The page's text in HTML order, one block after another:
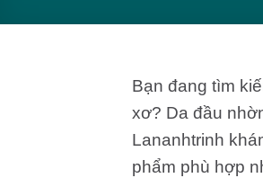
Bạn đang tìm
xơ? Da đầu
Lananhtrinh
phẩm phù hợp